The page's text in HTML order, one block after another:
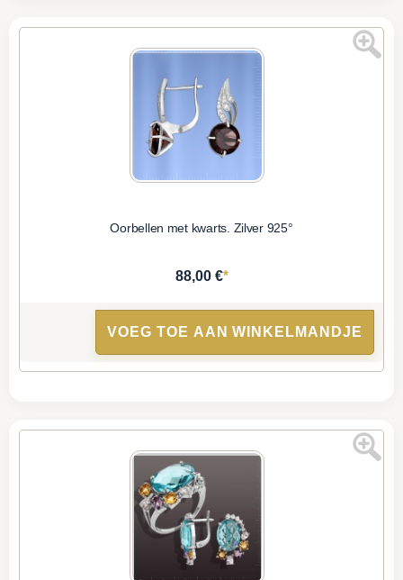
Oorbellen met kwarts. Zilver 925°
88,00 €*
VOEG TOE AAN WINKELMANDJE